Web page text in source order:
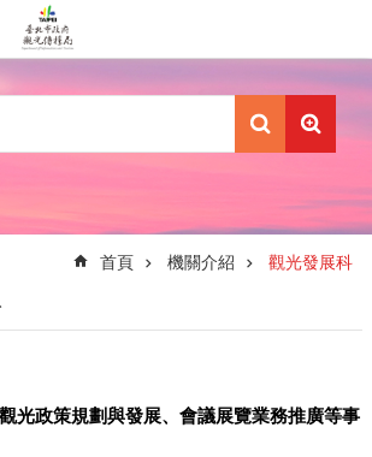
首頁 機關介紹 觀光發展科
光政策規劃與發展、會議展覽業務推廣等事